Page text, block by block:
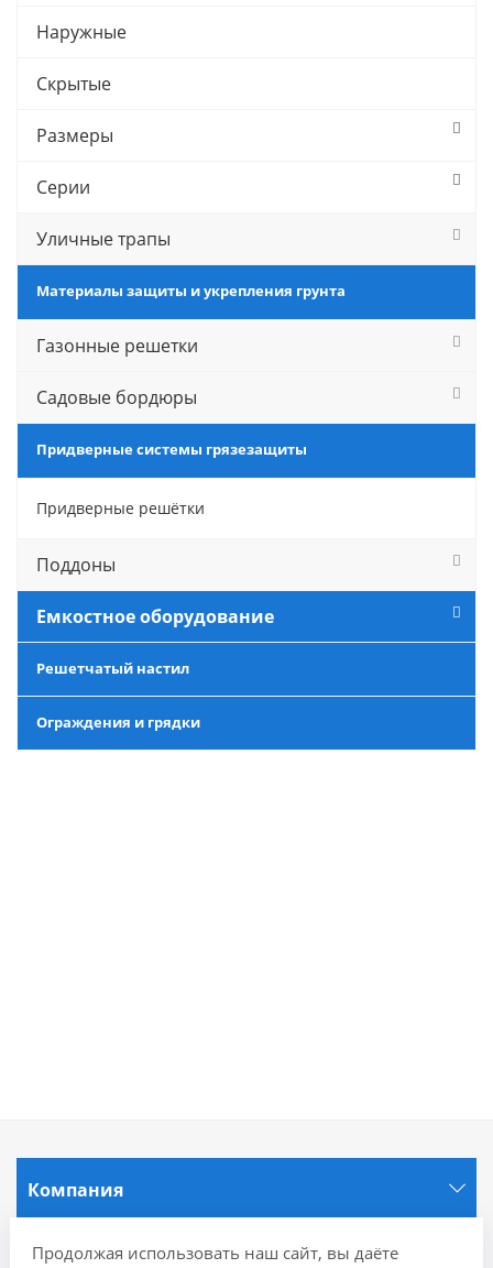
Наружные
Скрытые
Размеры
Серии
Уличные трапы
Материалы защиты и укрепления грунта
Газонные решетки
Садовые бордюры
Придверные системы грязезащиты
Придверные решётки
Поддоны
Емкостное оборудование
Решетчатый настил
Ограждения и грядки
Компания
Информация
Продолжая использовать наш сайт, вы даёте